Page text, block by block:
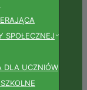
SPOŁECZNEJ
DLA UCZNIÓW